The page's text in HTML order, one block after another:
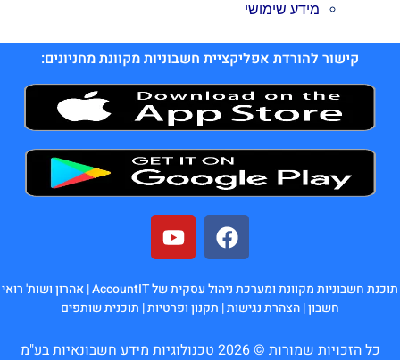
מידע שימושי
קישור להורדת אפליקציית חשבוניות מקוונת מחניונים:
תוכנת חשבוניות מקוונת ומערכת ניהול עסקית של AccountIT |
אהרון ושות' רואי
חשבון|הצהרת נגישות| תקנון ופרטיות| תוכנית שותפים
כל הזכויות שמורות © 2026 טכנולוגיות מידע חשבונאיות בע"מ